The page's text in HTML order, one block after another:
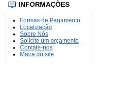
INFORMAÇÕES
Formas de Pagamento
Localização
Sobre Nós
Solicite um orçamento
Contate-nos
Mapa do site